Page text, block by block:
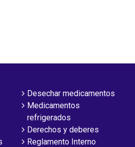
Desechar medicamentos
Medicamentos
refrigerados
Derechos y deberes
Reglamento Interno